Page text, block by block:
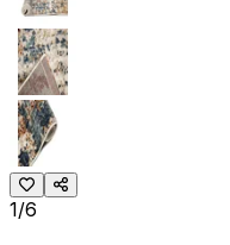
1/6